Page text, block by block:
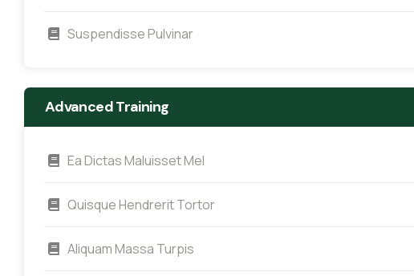
Suspendisse Pulvinar
Advanced Training
Ea Dictas Maluisset Mel
Quisque Hendrerit Tortor
Aliquam Massa Turpis